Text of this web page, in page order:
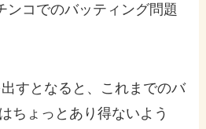
ンコでのバッティング問題
すとなると、これまでのバ
ちょっとあり得ないよう